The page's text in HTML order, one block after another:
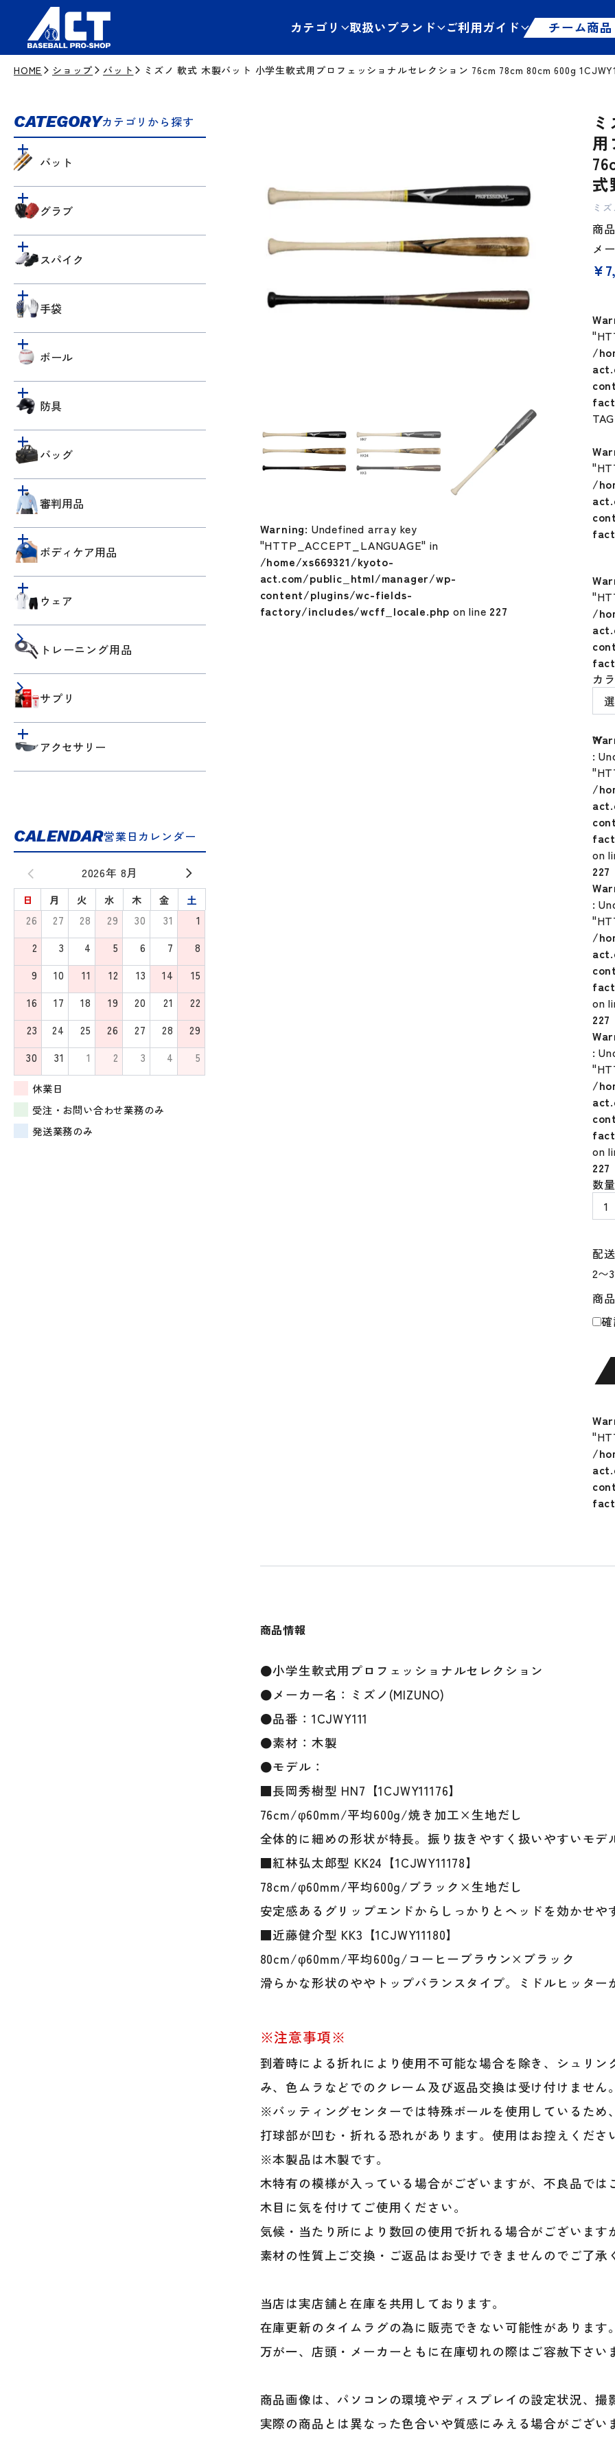
カテゴリ 取扱いブランド チーム商品
ご利用ガイド
HOME ショップ バット ミズノ 軟式 木製バット 小学生軟式用プロフェッショナルセレクション 76cm 78cm 80cm 600g
CATEGORYカテゴリから探す
バット
グラブ
スパイク
手袋
ボール
防具
バッグ
審判用品
ボディケア用品
ウェア
トレーニング用品
サプリ
アクセサリー
CALENDAR営業日カレンダー
2026年 8月
日 月 火 水 木 金
土
26
27 28 29 30 31
1
2
3 4 5 6 7
8
9
10 11 12 13 14
15
16
17 18 19 20 21
22
23
24 25 26 27 28
29
30
31 1 2 3 4 5
休業日
受注・お問い合わせ業務のみ
発送業務のみ
Warning: Undefined array key
"HTTP_ACCEPT_LANGUAGE" in
/home/xs669321/kyoto-
act.com/public_html/manager/wp-
content/plugins/wc-fields-
factory/includes/wcff_locale.php on line 227
用
式
ミズ
商
メ
¥
/
/
/
カ
商
:
/
on
227
:
/
on
227
配
数量
ミ
ノ
式
製
バ
ッ
ト
生
式
用
プ
ロ
フ
ェ
ッ
ナ
軟
ト
:
/
on
227
/
商品情報
●小学生軟式用プロフェッショナルセレクション
●メーカー名：ミズノ(MIZUNO)
●品番：1CJWY111
●素材：木製
●モデル：
■長岡秀樹型 HN7【1CJWY11176】
76cm/φ60mm/平均600g/焼き加工×生地だし
全体的に細めの形状が特長。振り抜きやすく扱いやすいモデ
■紅林弘太郎型 KK24【1CJWY11178】
78cm/φ60mm/平均600g/ブラック×生地だし
安定感あるグリップエンドからしっかりとヘッドを効かせや
■近藤健介型 KK3【1CJWY11180】
80cm/φ60mm/平均600g/コーヒーブラウン×ブラック
滑らかな形状のややトップバランスタイプ。ミドルヒッター
※注意事項※
到着時による折れにより使用不可能な場合を除き、シュリ
み、色ムラなどでのクレーム及び返品交換は受け付けません。
※バッティングセンターでは特殊ボールを使用しているため、
打球部が凹む・折れる恐れがあります。使用はお控えくださ
※本製品は木製です。
木特有の模様が入っている場合がございますが、不良品では
木目に気を付けてご使用ください。
気候・当たり所により数回の使用で折れる場合がございます
素材の性質上ご交換・ご返品はお受けできませんのでご了承
当店は実店舗と在庫を共用しております。
在庫更新のタイムラグの為に販売できない可能性があります。
万が一、店頭・メーカーともに在庫切れの際はご容赦下さい
商品画像は、パソコンの環境やディスプレイの設定状況、撮
実際の商品とは異なった色合いや質感にみえる場合がござい